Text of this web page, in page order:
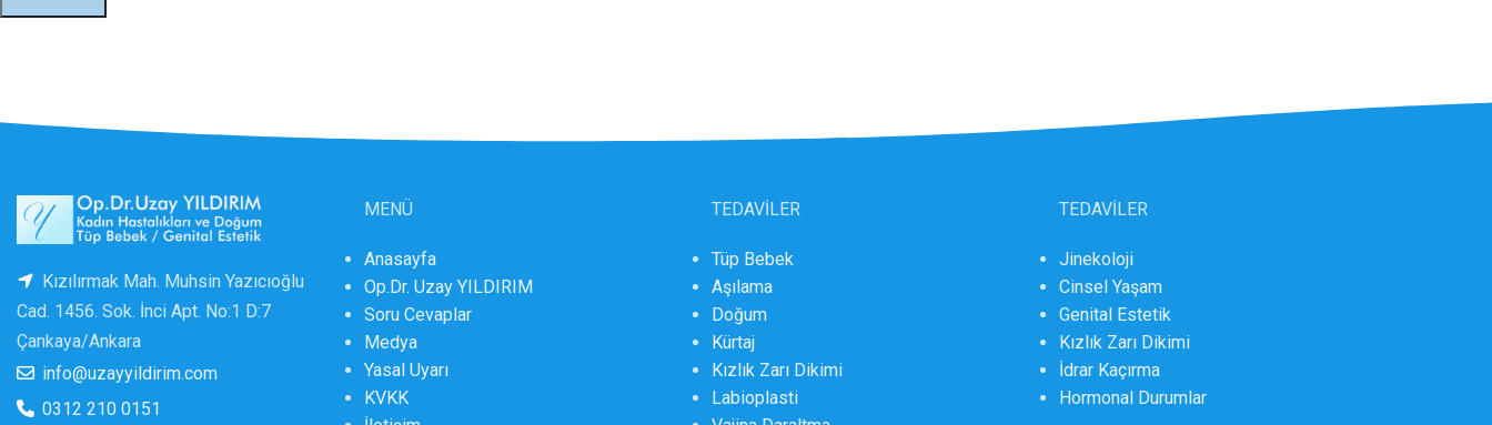
Kızılırmak Mah. Muhsin Yazıcıoğlu
Cad. 1456. Sok. İnci Apt. No:1 D:7
Çankaya/Ankara
info@uzayyildirim.com
0312 210 0151
MENÜ
Anasayfa
Op.Dr. Uzay YILDIRIM
Soru Cevaplar
Medya
Yasal Uyarı
KVKK
TEDAVİLER
Tüp Bebek
Aşılama
Doğum
Kürtaj
Kızlık Zarı Dikimi
Labioplasti
TEDAVİLER
Jinekoloji
Cinsel Yaşam
Genital Estetik
Kızlık Zarı Dikimi
İdrar Kaçırma
Hormonal Durumlar